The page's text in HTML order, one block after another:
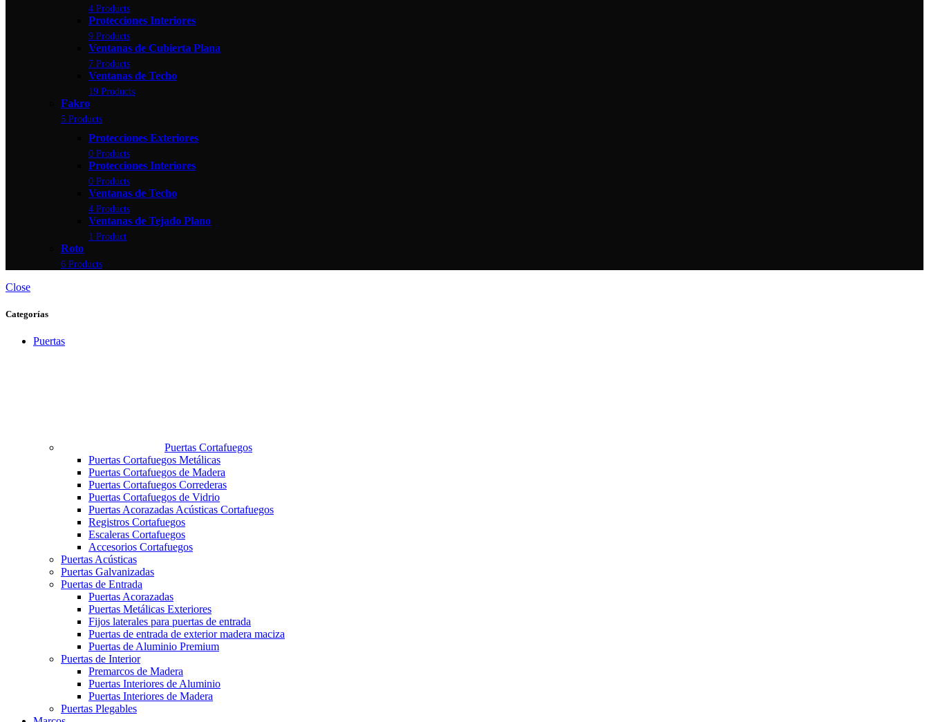
4 Products
Protecciones Interiores
9 Products
Ventanas de Cubierta Plana
7 Products
Ventanas de Techo
19 Products
Fakro
5 Products
Protecciones Exteriores
0 Products
Protecciones Interiores
0 Products
Ventanas de Techo
4 Products
Ventanas de Tejado Plano
1 Product
Roto
6 Products
Close
Categorías
Puertas
Puertas Cortafuegos
Puertas Cortafuegos Metálicas
Puertas Cortafuegos de Madera
Puertas Cortafuegos Correderas
Puertas Cortafuegos de Vidrio
Puertas Acorazadas Acústicas Cortafuegos
Registros Cortafuegos
Escaleras Cortafuegos
Accesorios Cortafuegos
Puertas Acústicas
Puertas Galvanizadas
Puertas de Entrada
Puertas Acorazadas
Puertas Metálicas Exteriores
Fijos laterales para puertas de entrada
Puertas de entrada de exterior madera maciza
Puertas de Aluminio Premium
Puertas de Interior
Premarcos de Madera
Puertas Interiores de Aluminio
Puertas Interiores de Madera
Puertas Plegables